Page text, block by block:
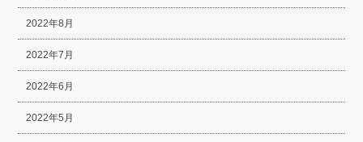
2022年8月
2022年7月
2022年6月
2022年5月